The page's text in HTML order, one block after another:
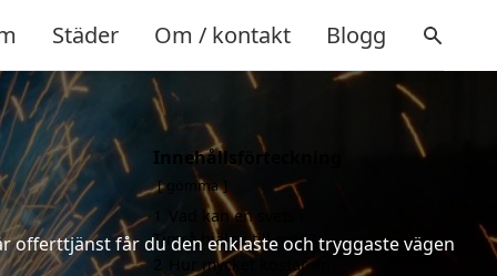
Städer Om / kontakt Blogg
offerttjänst får du den enklaste och tryggaste vägen
Innehållsförteckning
gömma
Vad kan en svets i
Timrå hjälpa till med?
Hur mycket kostar en